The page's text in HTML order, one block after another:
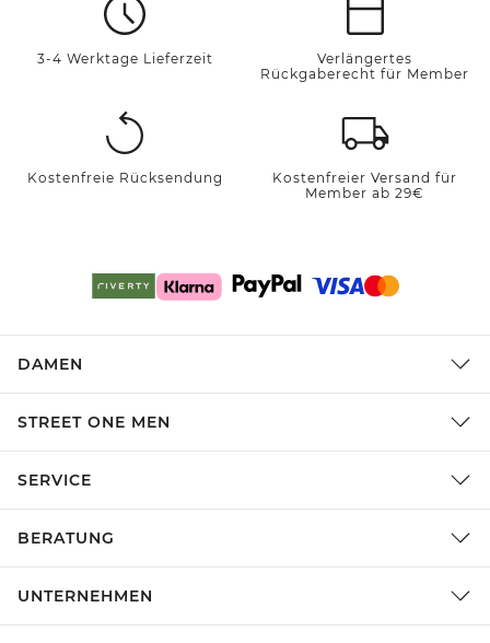
3-4 Werktage Lieferzeit
Verlängertes
Rückgaberecht für Member
Kostenfreie Rücksendung
Kostenfreier Versand für
Member ab 29€
DAMEN
STREET ONE MEN
SERVICE
BERATUNG
UNTERNEHMEN